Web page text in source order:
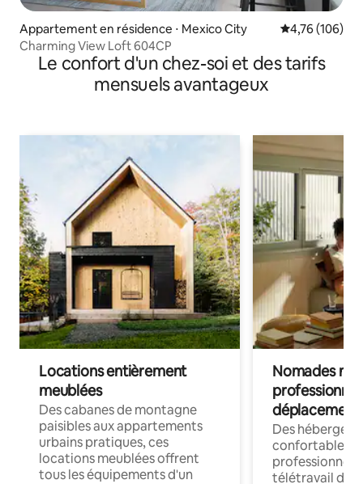
Appartement en résidence ⋅ Mexico City Évaluation
4,76 (106)
Charming View Loft 604CP
Le confort d'un chez-soi et des tarifs
mensuels avantageux
Locations entièrement
meublées
Des cabanes de montagne
paisibles aux appartements
urbains pratiques, ces
locations meublées offrent
tous les équipements d'un
Nomades
déplacement
Des
confortables
professionnels
télétravail